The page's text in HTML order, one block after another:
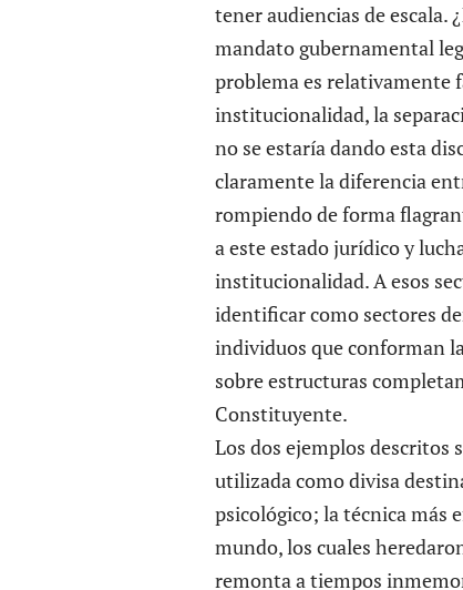
tener audiencias de escala.
mandato gubernamental
problema es relativamente
institucionalidad, la
no se estaría dando esta
claramente la diferencia
rompiendo de forma
a este estado jurídico y
institucionalidad. A esos
identificar como sectores
individuos que conforman
sobre estructuras
Constituyente.
Los dos ejemplos descritos
utilizada como divisa
psicológico; la técnica más
mundo, los cuales
remonta a tiempos